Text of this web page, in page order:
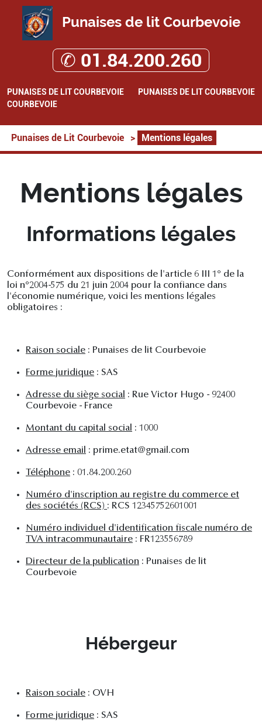
Punaises de lit Courbevoie
✆ 01.84.200.260
PUNAISES DE LIT COURBEVOIE
PUNAISES DE LIT COURBEVOIE
COURBEVOIE
Punaises de Lit Courbevoie > Mentions légales
Mentions légales
Informations légales
Conformément aux dispositions de l'article 6 III 1° de la
loi n°2004-575 du 21 juin 2004 pour la confiance dans
l'économie numérique, voici les mentions légales
obligatoires :
Raison sociale : Punaises de lit Courbevoie
Forme juridique : SAS
Adresse du siège social : Rue Victor Hugo - 92400
Courbevoie - France
Montant du capital social : 1000
Adresse email : prime.etat@gmail.com
Téléphone : 01.84.200.260
Numéro d'inscription au registre du commerce et
des sociétés (RCS) : RCS 12345752601001
Numéro individuel d'identification fiscale numéro de
TVA intracommunautaire : FR123556789
Directeur de la publication : Punaises de lit
Courbevoie
Hébergeur
Raison sociale : OVH
Forme juridique : SAS